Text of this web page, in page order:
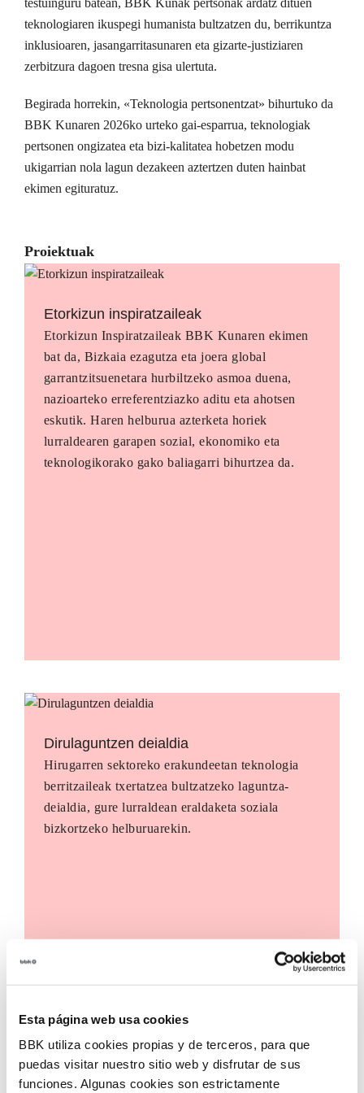
Esta página web usa cookies
BBK utiliza cookies propias y de terceros, para que
puedas visitar nuestro sitio web y disfrutar de sus
funciones. Algunas cookies son estrictamente
teknologiaren ikuspegi humanista bultzatzen du, berrikuntza
inklusioaren, jasangarritasunaren eta gizarte-justiziaren
zerbitzura dagoen tresna gisa ulertuta.
Begirada horrekin, «Teknologia pertsonentzat» bihurtuko da
BBK Kunaren 2026ko urteko gai-esparrua, teknologiak
pertsonen ongizatea eta bizi-kalitatea hobetzen modu
ukigarrian nola lagun dezakeen aztertzen duten hainbat
ekimen egituratuz.
Proiektuak
Etorkizun inspiratzaileak
Etorkizun Inspiratzaileak BBK Kunaren ekimen
bat da, Bizkaia ezagutza eta joera global
garrantzitsuenetara hurbiltzeko asmoa duena,
nazioarteko erreferentziazko aditu eta ahotsen
eskutik. Haren helburua azterketa horiek
lurraldearen garapen sozial, ekonomiko eta
teknologikorako gako baliagarri bihurtzea da.
Dirulaguntzen deialdia
Hirugarren sektoreko erakundeetan teknologia
berritzaileak txertatzea bultzatzeko laguntza-
deialdia, gure lurraldean eraldaketa soziala
bizkortzeko helburuarekin.